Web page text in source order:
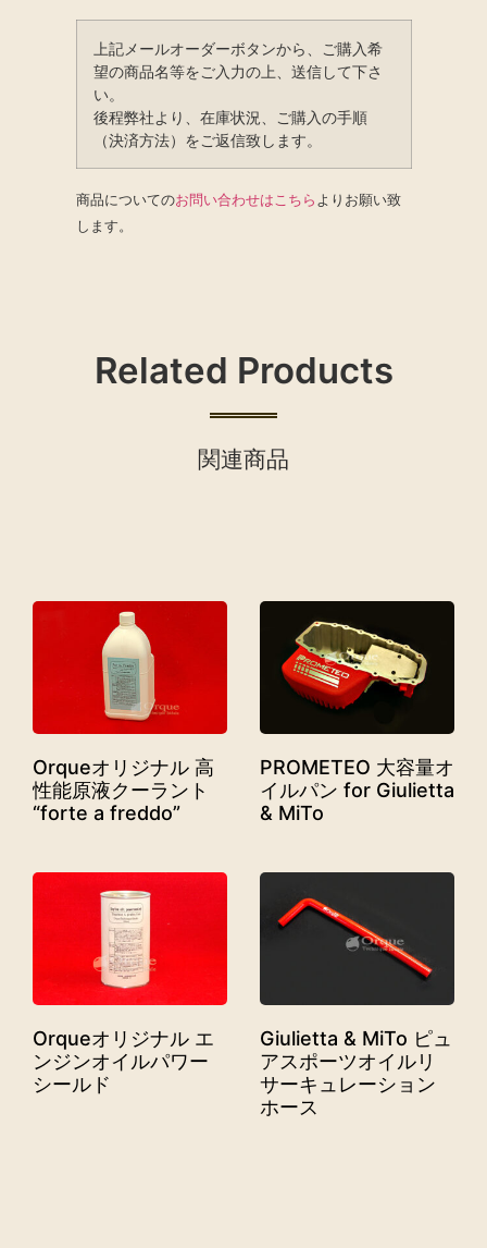
上記メールオーダーボタンから、ご購入希
望の商品名等をご入力の上、送信して下さ
い。
後程弊社より、在庫状況、ご購入の手順
（決済方法）をご返信致します。
商品についてのお問い合わせはこちら よりお願い致
します。
Related Products
関連商品
Orqueオリジナル 高
性能原液クーラント
“forte a freddo”
PROMETEO 大容量オ
イルパン for Giulietta
& MiTo
Orqueオリジナル エ
ンジンオイルパワー
シールド
Giulietta & MiTo ピュ
アスポーツオイルリ
サーキュレーション
ホース